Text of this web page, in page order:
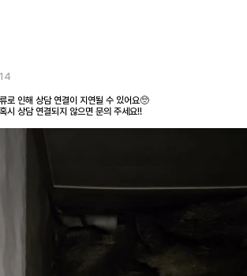
로 인해 상담 연결이 지연될 수 있어요🥺
혹시 상담 연결되지 않으면 문의 주세요!!